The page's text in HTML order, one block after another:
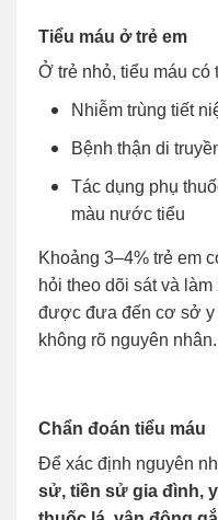
Tiểu máu ở trẻ em
Ở trẻ nhỏ, tiểu máu có
Nhiễm trùng tiết
Bệnh thận di
Tác dụng phụ
màu nước tiểu
Khoảng 3–4% trẻ em
hỏi theo dõi sát và
được đưa đến cơ sở y
không rõ nguyên nhân.
Chẩn đoán tiểu máu
Để xác định nguyên
sử, tiền sử gia đình,